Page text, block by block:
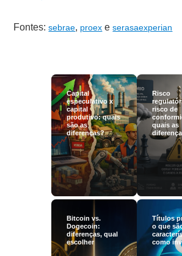
Fontes:sebrae, proex eserasaexperian
Capital
especulativo x
capital
produtivo: quais
são as
diferenças?
Risco
risco de
quais as
Bitcoin vs.
Dogecoin:
diferenças, qual
escolher
Títulos
o que
como